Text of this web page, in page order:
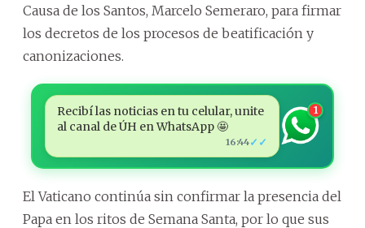
Causa de los Santos, Marcelo Semeraro, para firmar
los decretos de los procesos de beatificación y
canonizaciones.
Recibí las noticias en tu celular, unite
al canal de ÚH en WhatsApp 🤩
16:44✓✓
1
El Vaticano continúa sin confirmar la presencia del
Papa en los ritos de Semana Santa, por lo que sus